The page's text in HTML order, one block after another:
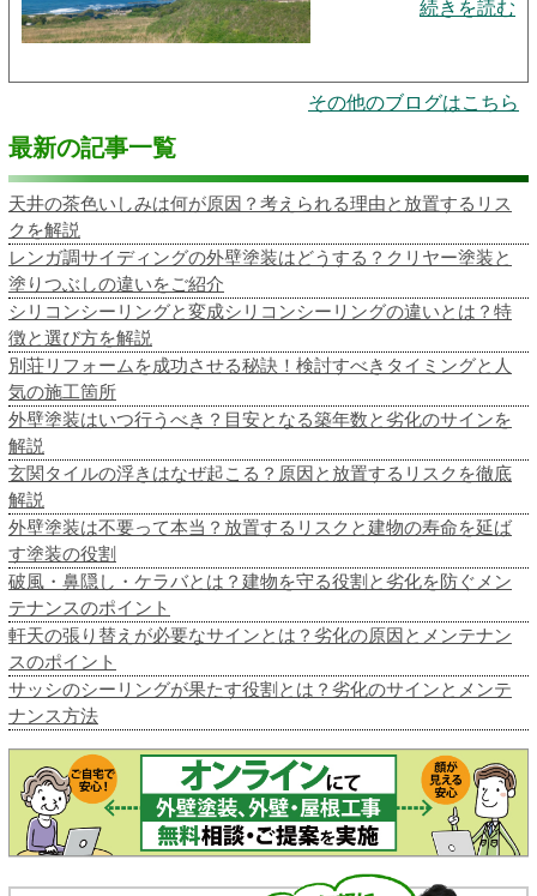
続きを読む
その他のブログはこちら
最新の記事一覧
天井の茶色いしみは何が原因？考えられる理由と放置するリス
クを解説
レンガ調サイディングの外壁塗装はどうする？クリヤー塗装と
塗りつぶしの違いをご紹介
シリコンシーリングと変成シリコンシーリングの違いとは？特
徴と選び方を解説
別荘リフォームを成功させる秘訣！検討すべきタイミングと人
気の施工箇所
外壁塗装はいつ行うべき？目安となる築年数と劣化のサインを
解説
玄関タイルの浮きはなぜ起こる？原因と放置するリスクを徹底
解説
外壁塗装は不要って本当？放置するリスクと建物の寿命を延ば
す塗装の役割
破風・鼻隠し・ケラバとは？建物を守る役割と劣化を防ぐメン
テナンスのポイント
軒天の張り替えが必要なサインとは？劣化の原因とメンテナン
スのポイント
サッシのシーリングが果たす役割とは？劣化のサインとメンテ
ナンス方法